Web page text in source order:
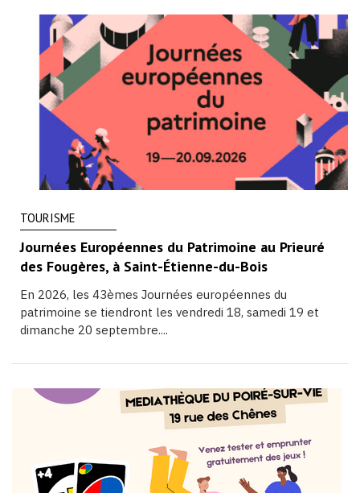
TOURISME
Journées Européennes du Patrimoine au Prieuré
des Fougères, à Saint-Étienne-du-Bois
En 2026, les 43èmes Journées européennes du
patrimoine se tiendront les vendredi 18, samedi 19 et
dimanche 20 septembre....